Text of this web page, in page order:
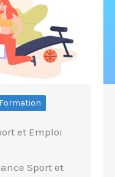
Formation
et Emploi
Sport et